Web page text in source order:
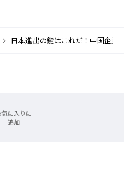
日本進出の鍵はこれだ！中国企業